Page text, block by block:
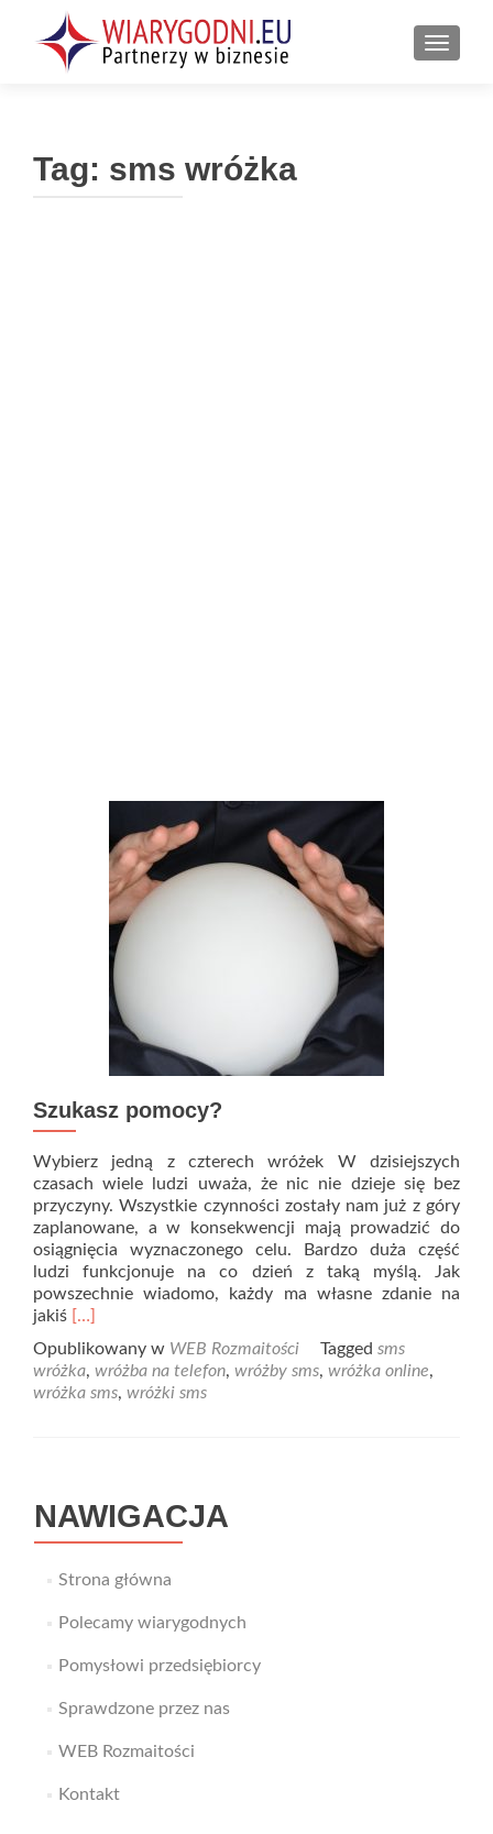
Tag: sms wróżka
Szukasz pomocy?
Wybierz jedną z czterech wróżek W dzisiejszych
czasach wiele ludzi uważa, że nic nie dzieje się bez
przyczyny. Wszystkie czynności zostały nam już z góry
zaplanowane, a w konsekwencji mają prowadzić do
osiągnięcia wyznaczonego celu. Bardzo duża część
ludzi funkcjonuje na co dzień z taką myślą. Jak
powszechnie wiadomo, każdy ma własne zdanie na
jakiś Read
about
Szukasz
pomocy?
[…]
Opublikowany w WEB Rozmaitości Tagged sms
wróżka, wróżba na telefon, wróżby sms, wróżka online,
wróżka sms, wróżki sms
NAWIGACJA
Strona główna
Polecamy wiarygodnych
Pomysłowi przedsiębiorcy
Sprawdzone przez nas
WEB Rozmaitości
Kontakt